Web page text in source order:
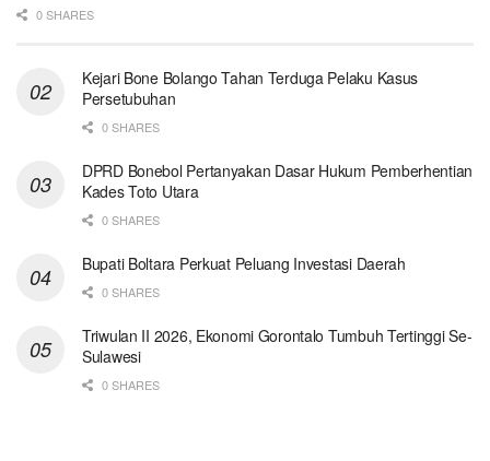
0 SHARES
Kejari Bone Bolango Tahan Terduga Pelaku Kasus
Persetubuhan
0 SHARES
DPRD Bonebol Pertanyakan Dasar Hukum Pemberhentian
Kades Toto Utara
0 SHARES
Bupati Boltara Perkuat Peluang Investasi Daerah
0 SHARES
Triwulan II 2026, Ekonomi Gorontalo Tumbuh Tertinggi Se-
Sulawesi
0 SHARES